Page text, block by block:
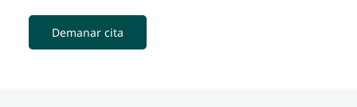
Demanar cita